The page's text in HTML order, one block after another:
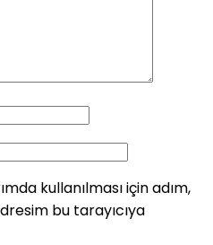
kullanılması için adım,
bu tarayıcıya